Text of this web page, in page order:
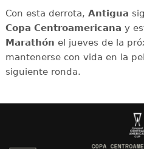
Con esta derrota, Antigua
Copa Centroamericana y
Marathón el jueves de la
mantenerse con vida en la
siguiente ronda.